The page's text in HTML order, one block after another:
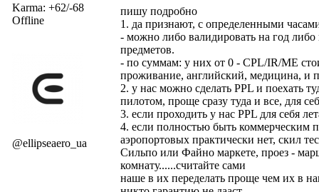
Karma: +62/-68
Offline
@ellipseaero_ua
пишу подробно
1. да признают, с определенными
- можно либо валидировать на год либо
предметов.
- по суммам: у них от 0 - CPL/IR/ME
проживание, английский, медицина, и
2. у нас можно сделать PPL и поехать
пилотом, проще сразу туда и все, для
3. если проходить у нас PPL для себя
4. если полностью быть коммерческим
аэропортовых практически нет, скил
Сильпо или Файно маркете, проез -
комнату......считайте сами
наше в их переделать проще чем их в